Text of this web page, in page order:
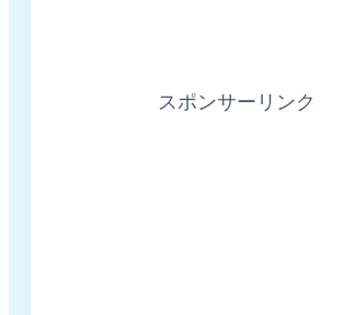
スポンサーリンク